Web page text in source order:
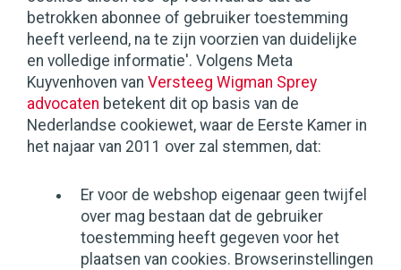
betrokken abonnee of gebruiker toestemming
heeft verleend, na te zijn voorzien van duidelijke
en volledige informatie'. Volgens Meta
Kuyvenhoven van Versteeg Wigman Sprey
advocaten betekent dit op basis van de
Nederlandse cookiewet, waar de Eerste Kamer in
het najaar van 2011 over zal stemmen, dat:
Er voor de webshop eigenaar geen twijfel
over mag bestaan dat de gebruiker
toestemming heeft gegeven voor het
plaatsen van cookies. Browserinstellingen